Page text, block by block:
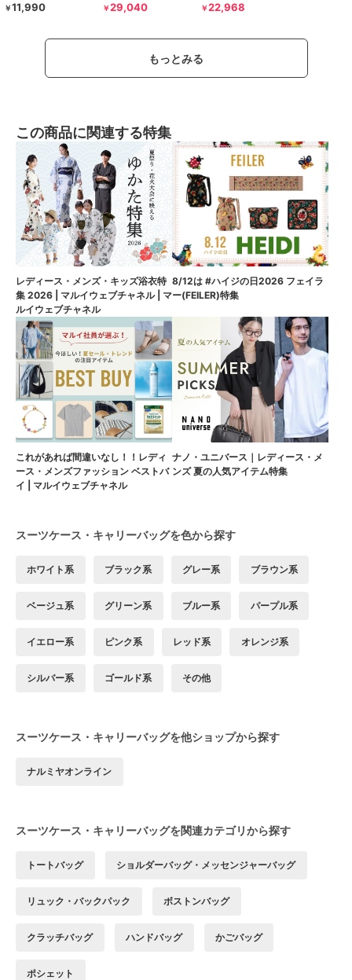
￥11,990 ￥29,040 ￥22,968
もっとみる
この商品に関連する特集
レディース・メンズ・キッズ浴衣特
集 2026 | マルイウェブチャネル | マ
ルイウェブチャネル
8/12は #ハイジの日2026 フェイラ
ー(FEILER)特集
これがあれば間違いなし！！レディ
ース・メンズファッション ベストバ
イ | マルイウェブチャネル
ナノ・ユニバース｜レディース・メ
ンズ 夏の人気アイテム特集
スーツケース・キャリーバッグを色から探す
ホワイト系 ブラック系 グレー系 ブラウン系
ベージュ系 グリーン系 ブルー系 パープル系
イエロー系 ピンク系 レッド系 オレンジ系
シルバー系 ゴールド系 その他
スーツケース・キャリーバッグを他ショップから探す
ナルミヤオンライン
スーツケース・キャリーバッグを関連カテゴリから探す
トートバッグ ショルダーバッグ・メッセンジャーバッグ
リュック・バックパック ボストンバッグ
クラッチバッグ ハンドバッグ かごバッグ
ポシェット